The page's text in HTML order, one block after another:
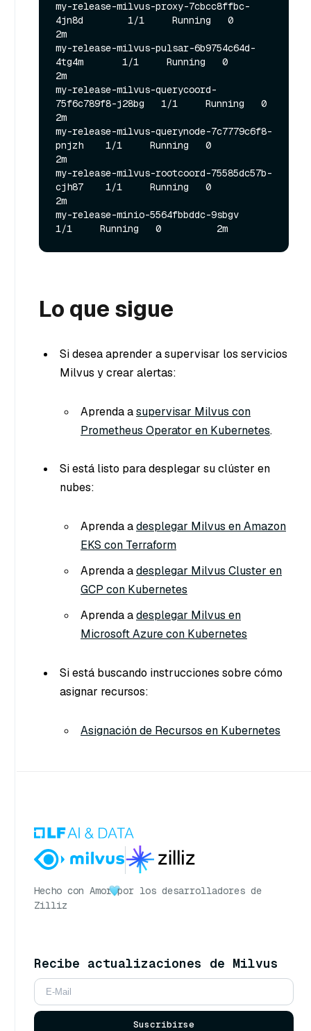
my-release-milvus-proxy-7cbcc8ffbc-
4jn8d        1/1     Running   0
2m
my-release-milvus-pulsar-6b9754c64d-
4tg4m       1/1     Running   0
2m
my-release-milvus-querycoord-
75f6c789f8-j28bg   1/1     Running   0
2m
my-release-milvus-querynode-7c7779c6f8-
pnjzh    1/1     Running   0
2m
my-release-milvus-rootcoord-75585dc57b-
cjh87    1/1     Running   0
2m
my-release-minio-5564fbbddc-9sbgv
Lo que sigue
Si desea aprender a supervisar los servicios
Milvus y crear alertas:
Aprenda asupervisar Milvus con
Prometheus Operator en Kubernetes.
Si está listo para desplegar su clúster en
nubes:
Aprenda adesplegar Milvus en Amazon
EKS con Terraform
Aprenda adesplegar Milvus Cluster en
GCP con Kubernetes
Aprenda adesplegar Milvus en
Microsoft Azure con Kubernetes
Si está buscando instrucciones sobre cómo
asignar recursos:
Asignación de Recursos en Kubernetes
Hecho con Amor por los desarrolladores de
Zilliz
Recibe actualizaciones de Milvus
Suscribirse